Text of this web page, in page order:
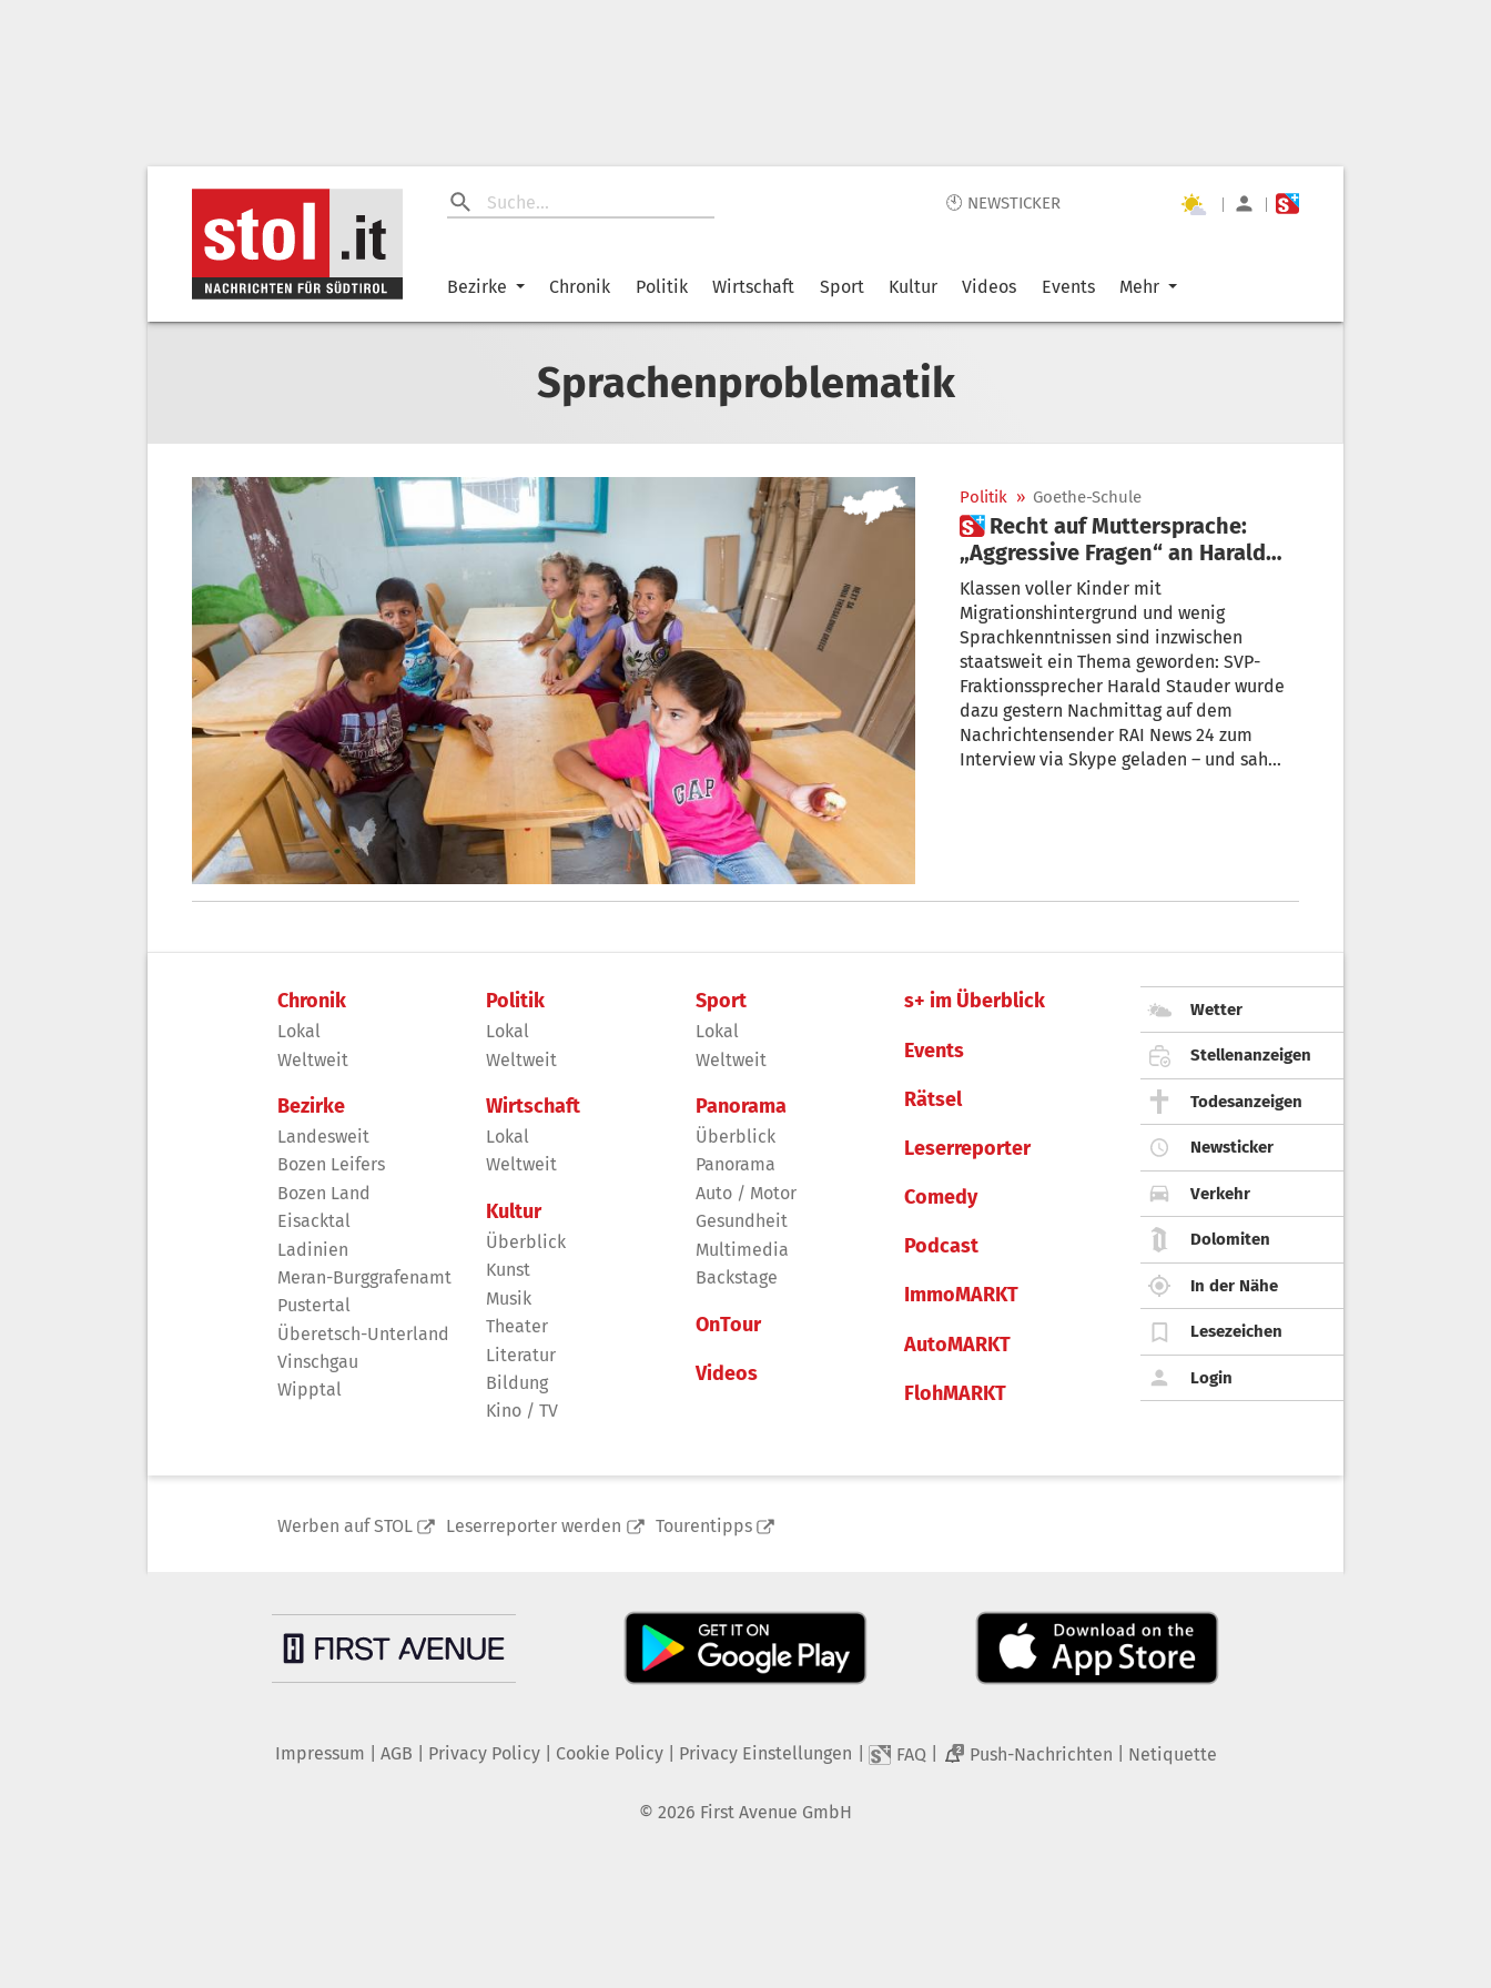
🕙 NEWSTICKER | |
Bezirke Chronik Politik Wirtschaft Sport Kultur Videos Events Mehr
Sprachenproblematik
Politik » Goethe-Schule
 Recht auf Muttersprache:
„Aggressive Fragen“ an Harald
Stauder in der RAI
Klassen voller Kinder mit
Migrationshintergrund und wenig
Sprachkenntnissen sind inzwischen
staatsweit ein Thema geworden: SVP-
Fraktionssprecher Harald Stauder wurde
dazu gestern Nachmittag auf dem
Nachrichtensender RAI News 24 zum
Interview via Skype geladen – und sah
Chronik
Lokal
Weltweit
Bezirke
Landesweit
Bozen Leifers
Bozen Land
Eisacktal
Ladinien
Meran-Burggrafenamt
Pustertal
Überetsch-Unterland
Vinschgau
Wipptal
Politik
Lokal
Weltweit
Wirtschaft
Lokal
Weltweit
Kultur
Überblick
Kunst
Musik
Theater
Literatur
Bildung
Kino / TV
Sport
Lokal
Weltweit
Panorama
Überblick
Panorama
Auto / Motor
Gesundheit
Multimedia
Backstage
OnTour
Videos
s+ im Überblick
Events
Rätsel
Leserreporter
Comedy
Podcast
ImmoMARKT
AutoMARKT
FlohMARKT
Wetter
Stellenanzeigen
Todesanzeigen
Newsticker
Verkehr
Dolomiten
In der Nähe
Lesezeichen
Login
Werben auf STOL Leserreporter werden Tourentipps
Impressum AGB Privacy Policy| Cookie Policy| Privacy Einstellungen FAQ 2 Push-Nachrichten Netiquette
© 2026 First Avenue GmbH